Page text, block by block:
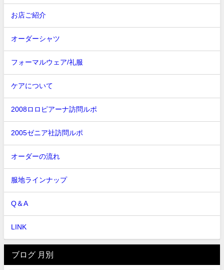
お店ご紹介
オーダーシャツ
フォーマルウェア/礼服
ケアについて
2008ロロピアーナ訪問ルポ
2005ゼニア社訪問ルポ
オーダーの流れ
服地ラインナップ
Q＆A
LINK
ブログ 月別